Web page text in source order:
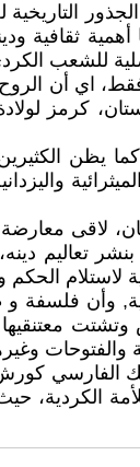
ثقافية
للشعب
الشمس(شمش) (شيشم)(ميثرا)، يعتقد معتنقوا
إختيار (21) شعاعاً للشمس
نجد إن الأشعة الواحدة والعشرين لِشمس
لاقى
تعاليم
لاستلام الحكم
وأن
والفتوحات
الكردية، حيث